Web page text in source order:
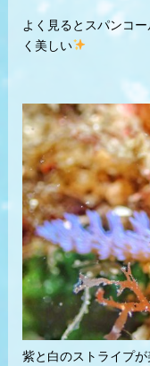
よく見るとスパンコ
く美しい
紫と白のストライプ